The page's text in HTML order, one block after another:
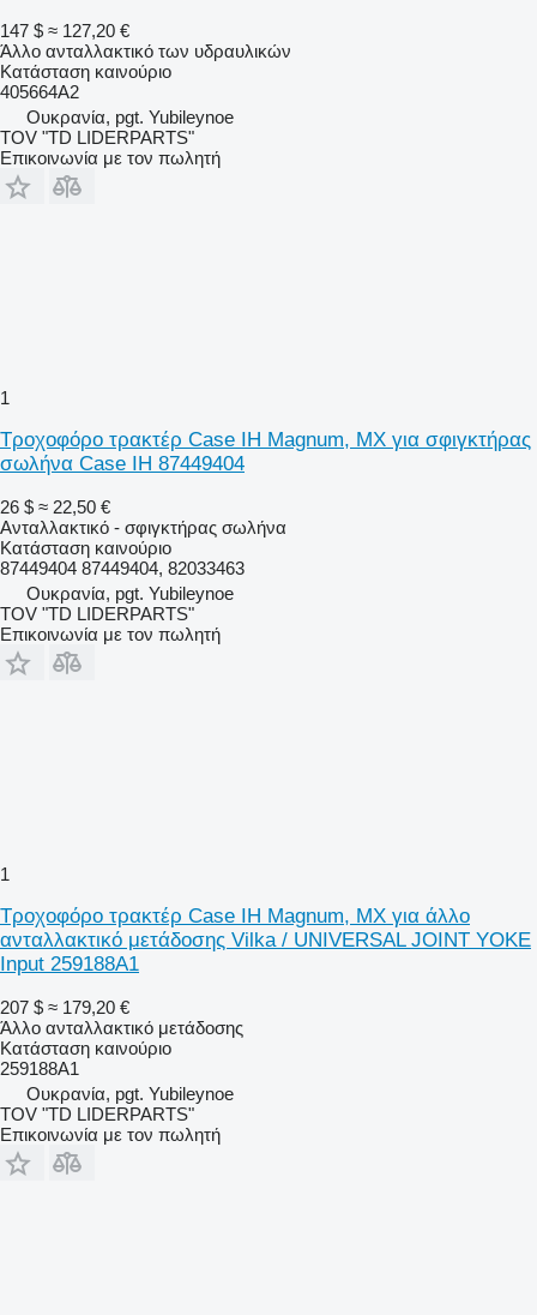
147 $ ≈ 127,20 €
Άλλο ανταλλακτικό των υδραυλικών
Κατάσταση καινούριο
405664A2
Ουκρανία, pgt. Yubileynoe
TOV "TD LIDERPARTS"
Επικοινωνία με τον πωλητή
1
Τροχοφόρο τρακτέρ Case IH Magnum, MX για σφιγκτήρας
σωλήνα Case IH 87449404
26 $ ≈ 22,50 €
Ανταλλακτικό - σφιγκτήρας σωλήνα
Κατάσταση καινούριο
87449404 87449404, 82033463
Ουκρανία, pgt. Yubileynoe
TOV "TD LIDERPARTS"
Επικοινωνία με τον πωλητή
1
Τροχοφόρο τρακτέρ Case IH Magnum, MX για άλλο
ανταλλακτικό μετάδοσης Vilka / UNIVERSAL JOINT YOKE
Input 259188A1
207 $ ≈ 179,20 €
Άλλο ανταλλακτικό μετάδοσης
Κατάσταση καινούριο
259188A1
Ουκρανία, pgt. Yubileynoe
TOV "TD LIDERPARTS"
Επικοινωνία με τον πωλητή